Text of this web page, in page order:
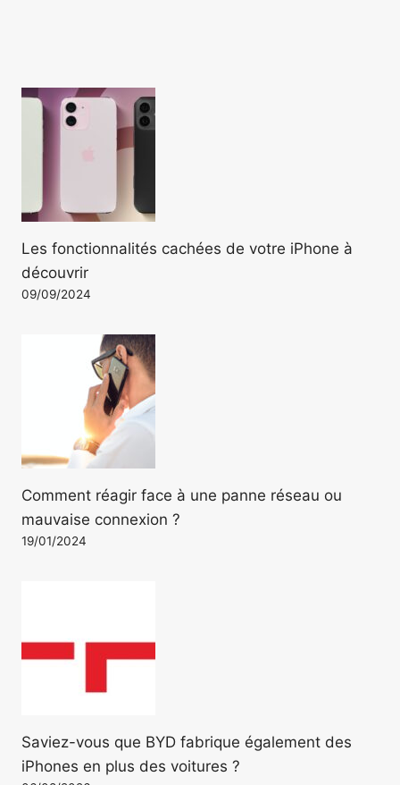
Les fonctionnalités cachées de votre iPhone à
découvrir
09/09/2024
Comment réagir face à une panne réseau ou
mauvaise connexion ?
19/01/2024
Saviez-vous que BYD fabrique également des
iPhones en plus des voitures ?